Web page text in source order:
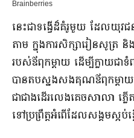
នេះជាទង្វើដ៏គំរូមួយ ដែលយុ
តាម ក្នុងការសិក្សារៀនសូត្រ និ
របស់ឪពុកម្តាយ ដើម្បីក្លាយជា
បានតបស្នងសងគុណឪពុកម្តាយ
ជាជាងដើរលេងគេចសាលា ភ្លើត
ទៅប្រព្រឹត្តអំពើដែលសង្គមស្អប់ខ្